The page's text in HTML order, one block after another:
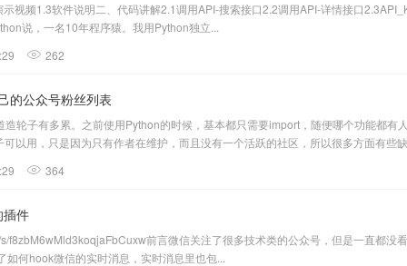
视频1.3软件说明二、代码讲解2.1调用API-搜索接口2.2调用API-详情接口
说，一名10年程序猿。我用Python独立...
262
的公众号粉丝列表
轮子有多累。之前使用Python的时候，基本都只需要import，随便哪个功能都
以用，只是因为只有作者在维护，而且没有一个活跃的社区，所以很多方面有些
364
插件
f8zbM6wMld3koqjaFbCuxw前言微信关注了很多技术类的公众号，但是一直都没
何hook微信的实时消息，实时消息里也包...